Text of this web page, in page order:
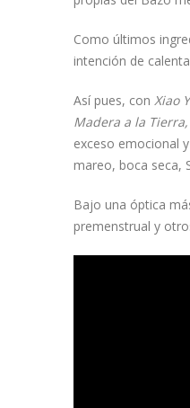
Como últimos
intención de
Así pues, con Xiao
Madera a la Tierra,
exceso emocional
mareo, boca seca,
Bajo una óptica
premenstrual y